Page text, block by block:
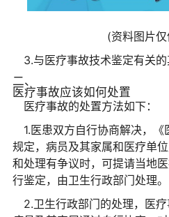
(资料图片
3.与医疗事故技术鉴定有关的
二、
医疗事故应该如何处置
医疗事故的处置方法如下：
1.医患双方自行协商解决，
规定，病员及其家属和医疗单
和处理有争议时，可提请当地
行鉴定，由卫生行政部门处理。
2.卫生行政部门的处理，医